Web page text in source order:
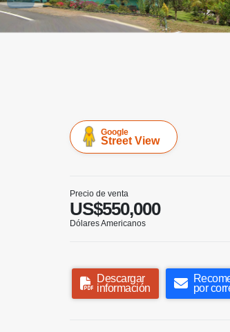
Google
Street View
Precio de venta
US$550,000
Dólares Americanos
Descargar
información
por